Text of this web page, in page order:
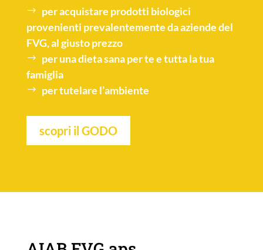
per acquistare prodotti biologici
provenienti prevalentemente da aziende del
FVG, al giusto prezzo
per unadieta sanaper te e tutta la tua
famiglia
per tutelare l’ambiente
scopri il GODO